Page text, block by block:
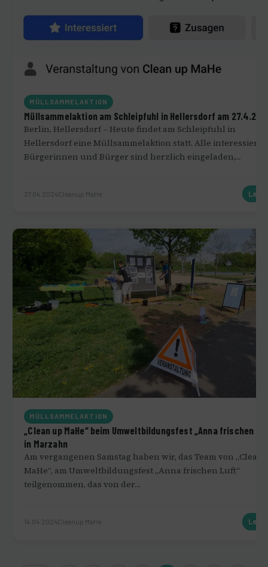
MÜLLSAMMELAKTION
Müllsammelaktion am Schleipfuhl in Hellersdorf am 27.4.24
Berlin, Hellersdorf – Heute findet am Schleipfuhl in
Hellersdorf eine Müllsammelaktion statt. Alle
Bürgerinnen und Bürger sind herzlich eingeladen,…
27.04.2024Cleanup MaHe
MÜLLSAMMELAKTION
„Clean up MaHe“ beim Umweltbildungsfest „Anna frischen
in Marzahn
Am vergangenen Samstag haben wir, das Team von „Clean
MaHe“, am Umweltbildungsfest „Anna frischen Luft“
teilgenommen, das von der…
14.04.2024Cleanup MaHe